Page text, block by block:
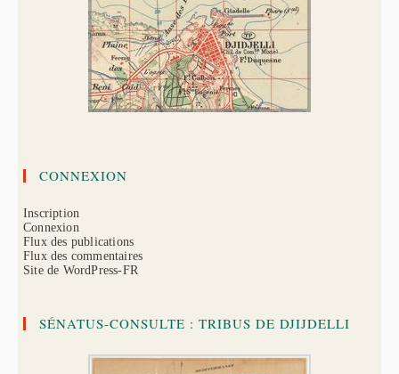
CONNEXION
Inscription
Connexion
Flux des publications
Flux des commentaires
Site de WordPress-FR
SÉNATUS-CONSULTE : TRIBUS DE DJIJDELLI